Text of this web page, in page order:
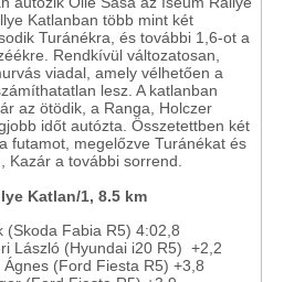
Katlanban több mint két
Turánékra, és további 1,6-ot a
Rendkívül változatosan,
viadal, amely vélhetően a
lesz. A katlanban
az ötödik, a Ranga, Holczer
időt autózta. Összetettben két
futamot, megelőzve Turánékat és
Kazár a további sorrend.
Katlan/1, 8.5 km
(Skoda Fabia R5) 4:02,8
László (Hyundai i20 R5) +2,2
(Ford Fiesta R5) +3,8